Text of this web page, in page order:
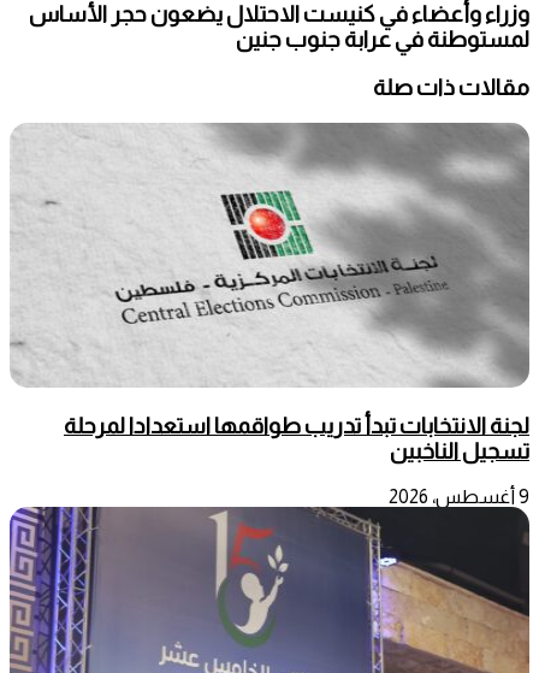
وزراء وأعضاء في كنيست الاحتلال يضعون حجر الأساس
لمستوطنة في عرابة جنوب جنين
مقالات ذات صلة
لجنة الانتخابات تبدأ تدريب طواقمها استعدادا لمرحلة
تسجيل الناخبين
9 أغسطس، 2026